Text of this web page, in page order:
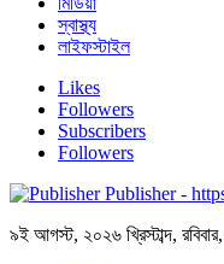
স্বাস্থ্য
লাইফস্টাইল
Likes
Followers
Subscribers
Followers
Publisher -
৯ই আগস্ট, ২০২৬ খ্রিস্টাব্দ,